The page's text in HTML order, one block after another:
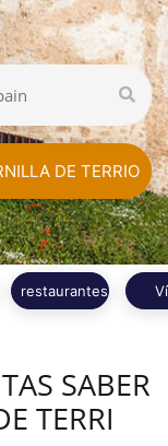
DE TERRIO
restaurantes
SABER
TERRI